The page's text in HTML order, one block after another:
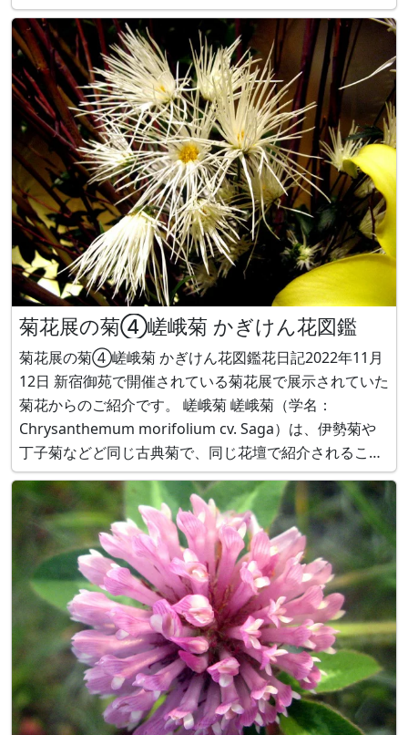
菱形をしています。 花名は、白い小花が泡のように多数
集まって咲くこと、 別科でショウマという生薬の原料と
なるサラシナショウマに花が似てい
菊花展の菊④嵯峨菊 かぎけん花図鑑
菊花展の菊④嵯峨菊 かぎけん花図鑑花日記2022年11月
12日 新宿御苑で開催されている菊花展で展示されていた
菊花からのご紹介です。 嵯峨菊 嵯峨菊（学名：
Chrysanthemum morifolium cv. Saga）は、伊勢菊や
丁子菊などど同じ古典菊で、同じ花壇で紹介されること
が多い菊です。 嵯峨菊の特徴は花びらがソフトモヒカン
の髪のように上に尖がることです。 この続きは、かぎけ
ん花図